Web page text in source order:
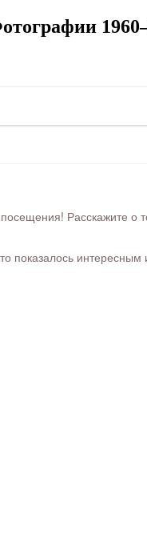
Расскажите о
показалось